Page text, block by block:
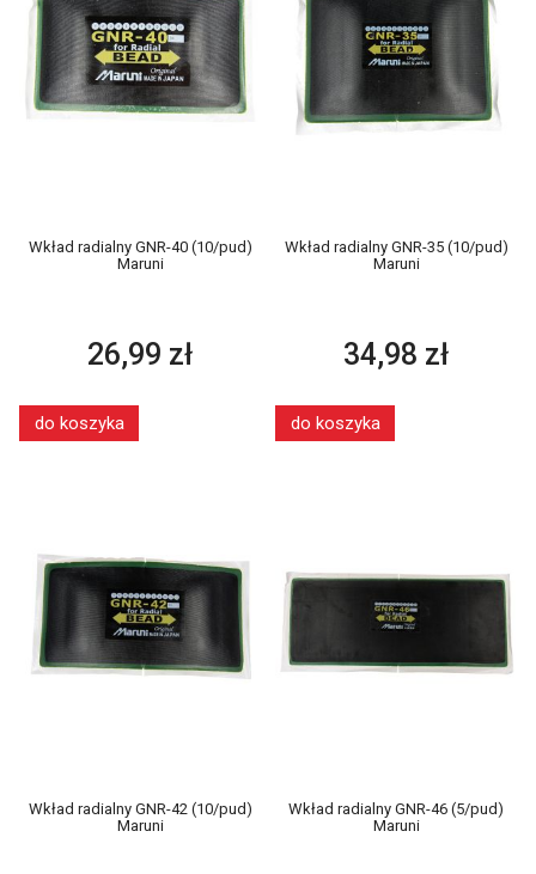
Wkład radialny GNR-40 (10/pud)
Maruni
26,99 zł
do koszyka
Wkład radialny GNR-35 (10/pud)
Maruni
34,98 zł
do koszyka
Wkład radialny GNR-42 (10/pud)
Maruni
Wkład radialny GNR-46 (5/pud)
Maruni